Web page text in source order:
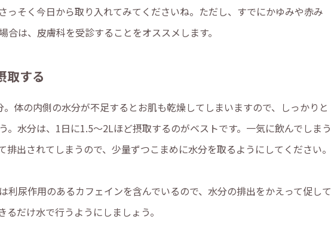
っそく今日から取り入れてみてくださいね。ただし、すでにかゆみや赤み
合は、皮膚科を受診することをオススメします。
取する
体の内側の水分が不足するとお肌も乾燥してしまいますので、しっかりと
。水分は、1日に1.5～2Lほど摂取するのがベストです。一気に飲んでしまう
排出されてしまうので、少量ずつこまめに水分を取るようにしてください。
利尿作用のあるカフェインを含んでいるので、水分の排出をかえって促して
るだけ水で行うようにしましょう。